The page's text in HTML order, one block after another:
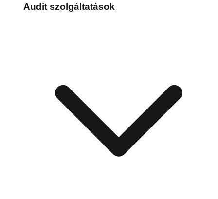
Audit szolgáltatások